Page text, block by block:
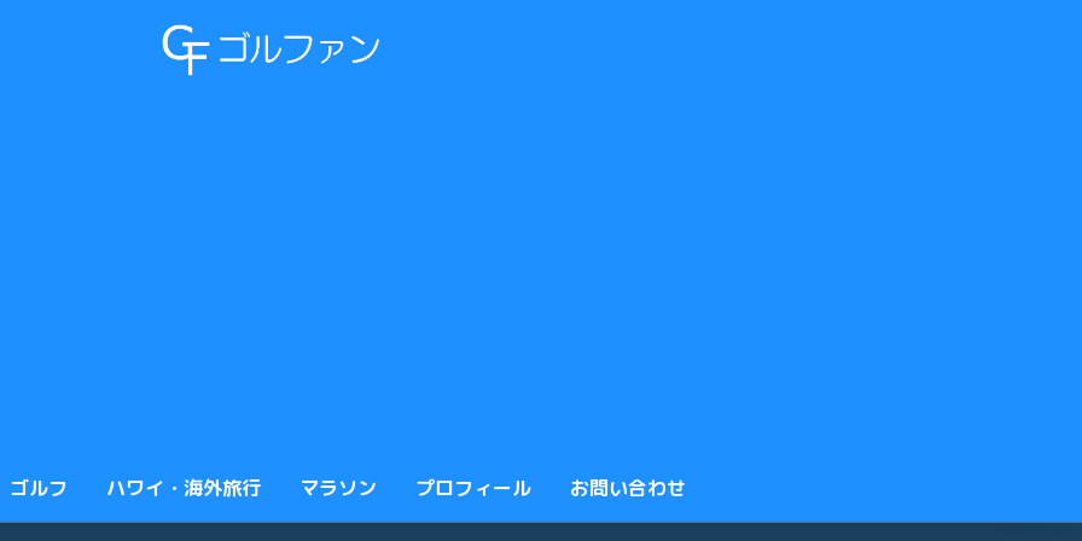
ゴルフ ハワイ・海外旅行 マラソン プロフィール お問い合わせ